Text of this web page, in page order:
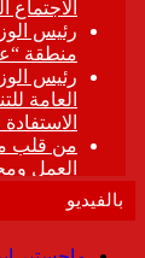
بالفيديو